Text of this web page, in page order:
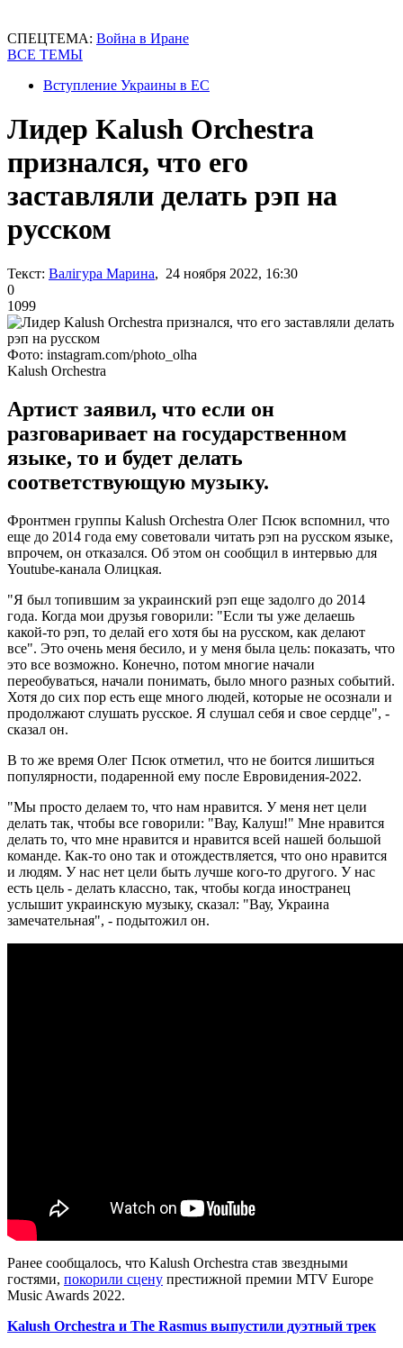
СПЕЦТЕМА: Война в Иране
ВСЕ ТЕМЫ
Вступление Украины в ЕС
Лидер Kalush Orchestra
признался, что его
заставляли делать рэп на
русском
Текст: Валігура Марина, 24 ноября 2022, 16:30
0
1099
Фото: instagram.com/photo_olha
Kalush Orchestra
Артист заявил, что если он
разговаривает на государственном
языке, то и будет делать
соответствующую музыку.
Фронтмен группы Kalush Orchestra Олег Псюк вспомнил, что
еще до 2014 года ему советовали читать рэп на русском языке,
впрочем, он отказался. Об этом он сообщил в интервью для
Youtube-канала Олицкая.
"Я был топившим за украинский рэп еще задолго до 2014
года. Когда мои друзья говорили: "Если ты уже делаешь
какой-то рэп, то делай его хотя бы на русском, как делают
все". Это очень меня бесило, и у меня была цель: показать, что
это все возможно. Конечно, потом многие начали
переобуваться, начали понимать, было много разных событий.
Хотя до сих пор есть еще много людей, которые не осознали и
продолжают слушать русское. Я слушал себя и свое сердце", -
сказал он.
В то же время Олег Псюк отметил, что не боится лишиться
популярности, подаренной ему после Евровидения-2022.
"Мы просто делаем то, что нам нравится. У меня нет цели
делать так, чтобы все говорили: "Вау, Калуш!" Мне нравится
делать то, что мне нравится и нравится всей нашей большой
команде. Как-то оно так и отождествляется, что оно нравится
и людям. У нас нет цели быть лучше кого-то другого. У нас
есть цель - делать классно, так, чтобы когда иностранец
услышит украинскую музыку, сказал: "Вау, Украина
замечательная", - подытожил он.
Ранее сообщалось, что Kalush Orchestra став звездными
гостями, покорили сцену престижной премии MTV Europe
Music Awards 2022.
Kalush Orchestra и The Rasmus выпустили дуэтный трек